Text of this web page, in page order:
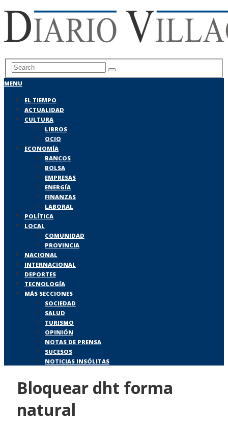
MENU
EL TIEMPO
ACTUALIDAD
CULTURA
LIBROS
OCIO
ECONOMÍA
BANCOS
BOLSA
EMPRESAS
ENERGÍA
FINANZAS
LABORAL
POLÍTICA
LOCAL
COMUNIDAD
PROVINCIA
NACIONAL
INTERNACIONAL
DEPORTES
TECNOLOGÍA
MÁS SECCIONES
SOCIEDAD
SALUD
TURISMO
OPINIÓN
NOTAS DE PRENSA
SUCESOS
NOTICIAS INSÓLITAS
Bloquear dht forma
natural